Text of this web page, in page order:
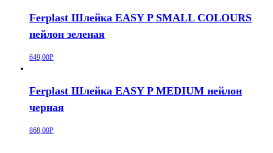
Ferplast Шлейка EASY P SMALL COLOURS
нейлон зеленая
649,00Р
Ferplast Шлейка EASY P MEDIUM нейлон
черная
868,00Р